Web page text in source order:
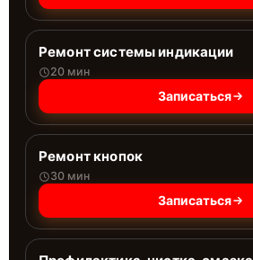
Ремонт системы индикации
20 мин
Записаться
Ремонт кнопок
30 мин
Записаться